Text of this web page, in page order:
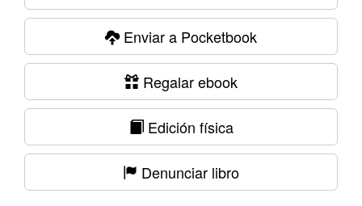
Enviar a Pocketbook
Regalar ebook
Edición física
Denunciar libro